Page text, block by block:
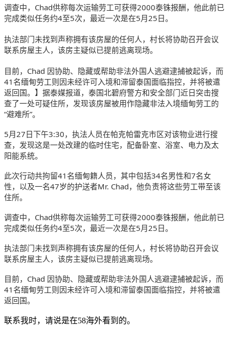
调查中，Chad供称每次运输劳工可获得2000泰铢报酬，他此前已
完成类似任务约4至5次，最近一次是在5月25日。
执法部门未找到声称拥有该房屋的任何人，村长将协助召开会议
联系房屋主人，该房主疑似已提前逃离现场。
目前，Chad 因协助、隐藏或帮助非法外国人逃避逮捕被起诉，而
41名缅甸劳工则因未经许可入境和滞留泰国面临指控，并将被遣
返回国。 】据泰媒报道，泰国北碧府警方和安全部门近日突击搜
查了一处可疑住所，发现该房屋被用作隐藏非法入境缅甸劳工的
“避难所”。
5月27日下午3:30，执法人员在帕克帕雷克市区对该物业进行搜
查，发现这是一处改建的临时住宅，配备卧室、浴室、电力及太
阳能系统。
此次行动共拘留41名缅甸籍人员，其中包括34名男性和7名女
性，以及一名47岁的护送者Mr. Chad，他负责将这些劳工带至该
住所。
调查中，Chad供称每次运输劳工可获得2000泰铢报酬，他此前已
完成类似任务约4至5次，最近一次是在5月25日。
执法部门未找到声称拥有该房屋的任何人，村长将协助召开会议
联系房屋主人，该房主疑似已提前逃离现场。
目前，Chad 因协助、隐藏或帮助非法外国人逃避逮捕被起诉，而
41名缅甸劳工则因未经许可入境和滞留泰国面临指控，并将被遣
返回国。
联系我时，请说是在58海外看到的。